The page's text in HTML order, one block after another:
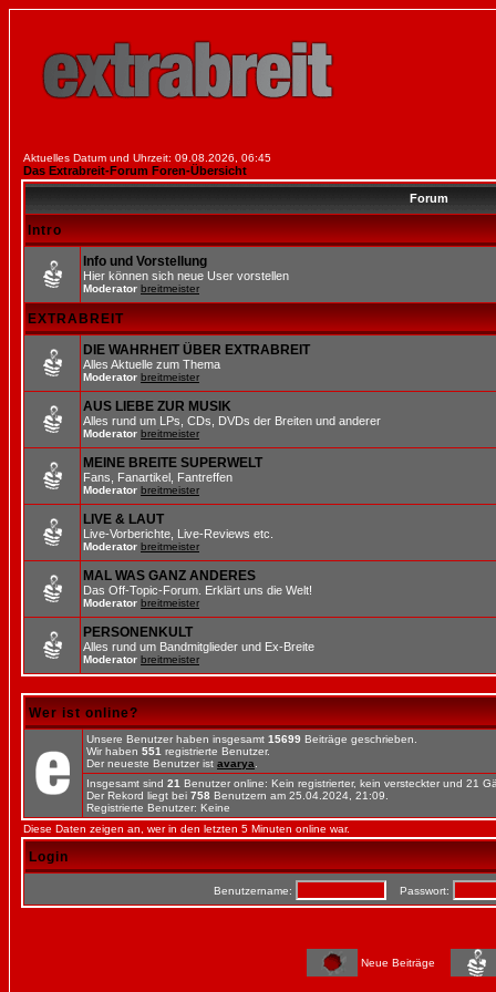
Aktuelles Datum und Uhrzeit: 09.08.2026, 06:45
Das Extrabreit-Forum Foren-Übersicht
Forum
Intro
Info und Vorstellung
Hier können sich neue User vorstellen
Moderator breitmeister
EXTRABREIT
DIE WAHRHEIT ÜBER EXTRABREIT
Alles Aktuelle zum Thema
Moderator breitmeister
AUS LIEBE ZUR MUSIK
Alles rund um LPs, CDs, DVDs der Breiten und anderer
Moderator breitmeister
MEINE BREITE SUPERWELT
Fans, Fanartikel, Fantreffen
Moderator breitmeister
LIVE & LAUT
Live-Vorberichte, Live-Reviews etc.
Moderator breitmeister
MAL WAS GANZ ANDERES
Das Off-Topic-Forum. Erklärt uns die Welt!
Moderator breitmeister
PERSONENKULT
Alles rund um Bandmitglieder und Ex-Breite
Moderator breitmeister
Wer ist online?
Unsere Benutzer haben insgesamt 15699 Beiträge geschrieben.
Wir haben 551 registrierte Benutzer.
Der neueste Benutzer ist avarya
Insgesamt sind 21 Benutzer online: Kein registrierter, kein versteckter und 21
Der Rekord liegt bei 758 Benutzern am 25.04.2024, 21:09.
Registrierte Benutzer: Keine
Diese Daten zeigen an, wer in den letzten 5 Minuten online war.
Login
Benutzername: Passwort:
Neue Beiträge